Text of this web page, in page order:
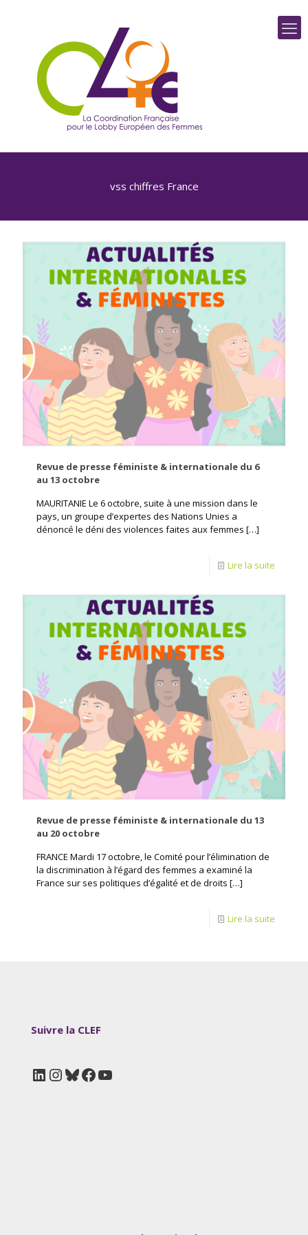
vss chiffres France
Revue de presse féministe & internationale du 6
au 13 octobre
MAURITANIE Le 6 octobre, suite à une mission dans le
pays, un groupe d’expertes des Nations Unies a
dénoncé le déni des violences faites aux femmes […]
Lire la suite
Revue de presse féministe & internationale du 13
au 20 octobre
FRANCE Mardi 17 octobre, le Comité pour l’élimination de
la discrimination à l’égard des femmes a examiné la
France sur ses politiques d’égalité et de droits […]
Lire la suite
Suivre la CLEF
LinkedIn
Instagram
Bluesky
Facebook
YouTube